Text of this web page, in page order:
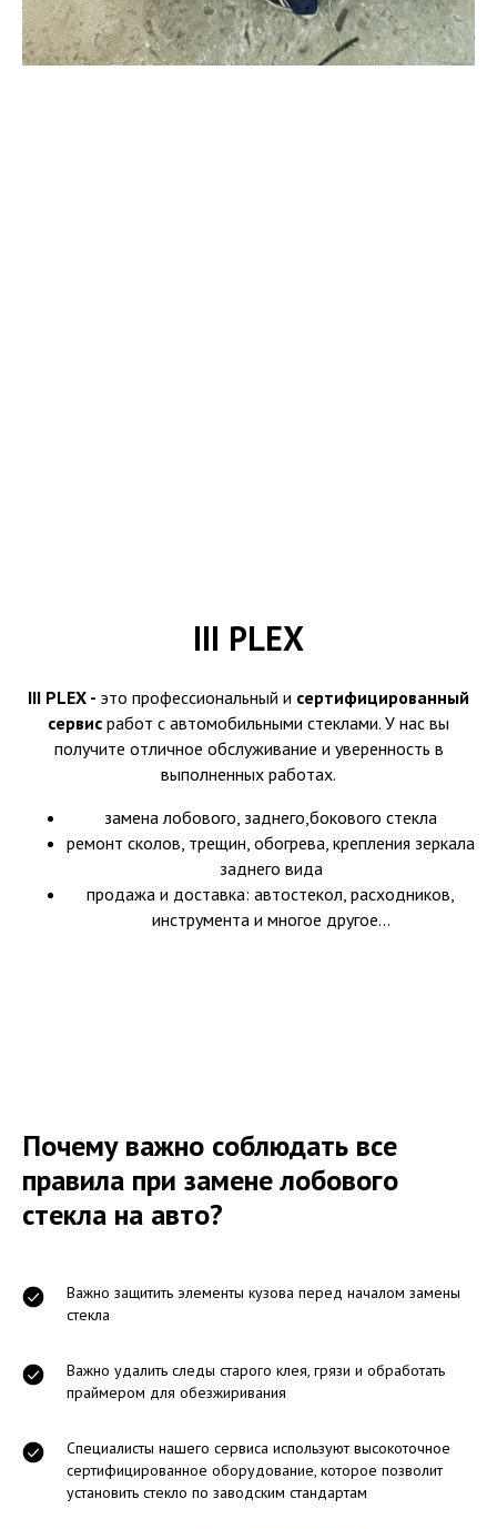
III PLEX
III PLEX - это профессиональный и сертифицированный
сервис работ с автомобильными стеклами. У нас вы
получите отличное обслуживание и уверенность в
выполненных работах.
замена лобового, заднего,бокового стекла
ремонт сколов, трещин, обогрева, крепления зеркала
заднего вида
продажа и доставка: автостекол, расходников,
инструмента и многое другое...
Почему важно соблюдать все
правила при замене лобового
стекла на авто?
Важно защитить элементы кузова перед началом замены
стекла
Важно удалить следы старого клея, грязи и обработать
праймером для обезжиривания
Специалисты нашего сервиса используют высокоточное
сертифицированное оборудование, которое позволит
установить стекло по заводским стандартам